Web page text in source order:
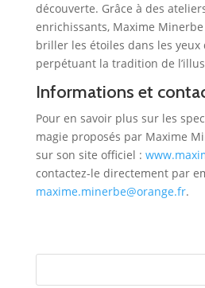
découverte. Grâce à des
enrichissants, Maxime
briller les étoiles dans les yeux
perpétuant la tradition de
Informations et
Pour en savoir plus sur les
magie proposés par Maxime
sur son site officiel :
contactez-le directement par
maxime.minerbe@orange.fr.